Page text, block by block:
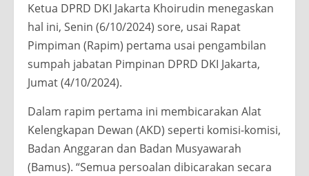
Ketua DPRD DKI Jakarta Khoirudin menegaskan
hal ini, Senin (6/10/2024) sore, usai Rapat
Pimpiman (Rapim) pertama usai pengambilan
sumpah jabatan Pimpinan DPRD DKI Jakarta,
Jumat (4/10/2024).
Dalam rapim pertama ini membicarakan Alat
Kelengkapan Dewan (AKD) seperti komisi-komisi,
Badan Anggaran dan Badan Musyawarah
(Bamus). “Semua persoalan dibicarakan secara